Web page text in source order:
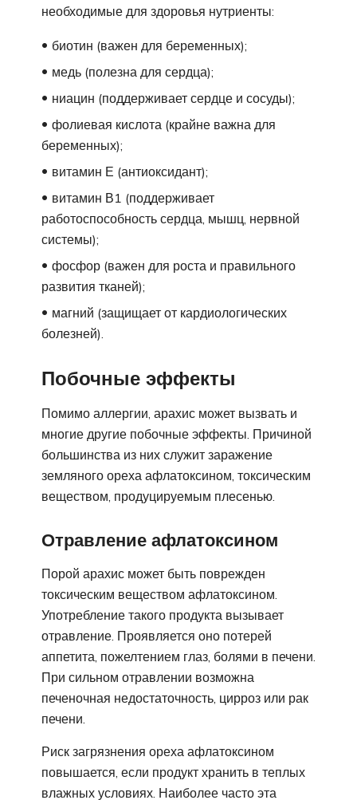
необходимые для здоровья нутриенты:
биотин (важен для беременных);
медь (полезна для сердца);
ниацин (поддерживает сердце и сосуды);
фолиевая кислота (крайне важна для
беременных);
витамин Е (антиоксидант);
витамин В1 (поддерживает
работоспособность сердца, мышц, нервной
системы);
фосфор (важен для роста и правильного
развития тканей);
магний (защищает от кардиологических
болезней).
Побочные эффекты
Помимо аллергии, арахис может вызвать и
многие другие побочные эффекты. Причиной
большинства из них служит заражение
земляного ореха афлатоксином, токсическим
веществом, продуцируемым плесенью.
Отравление афлатоксином
Порой арахис может быть поврежден
токсическим веществом афлатоксином.
Употребление такого продукта вызывает
отравление. Проявляется оно потерей
аппетита, пожелтением глаз, болями в печени.
При сильном отравлении возможна
печеночная недостаточность, цирроз или рак
печени.
Риск загрязнения ореха афлатоксином
повышается, если продукт хранить в теплых
влажных условиях. Наиболее часто эта